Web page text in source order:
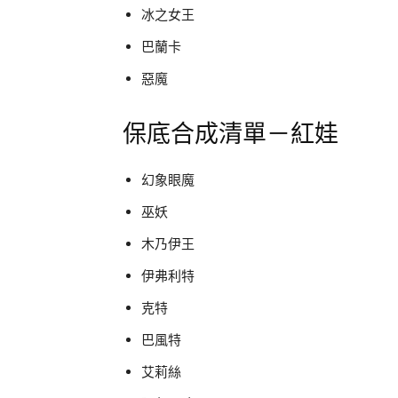
冰之女王
巴蘭卡
惡魔
保底合成清單－紅娃
幻象眼魔
巫妖
木乃伊王
伊弗利特
克特
巴風特
艾莉絲